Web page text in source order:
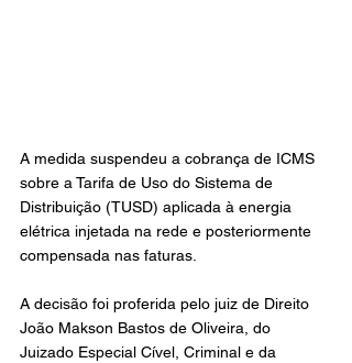
A medida suspendeu a cobrança de ICMS
sobre a Tarifa de Uso do Sistema de
Distribuição (TUSD) aplicada à energia
elétrica injetada na rede e posteriormente
compensada nas faturas.
A decisão foi proferida pelo juiz de Direito
João Makson Bastos de Oliveira, do
Juizado Especial Cível, Criminal e da